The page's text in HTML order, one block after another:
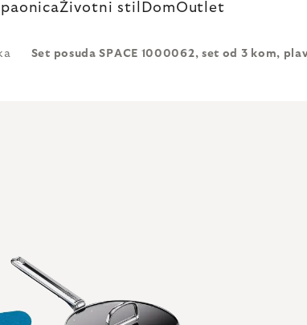
Životni stil DomOutlet
Set posuda SPACE 1000062, set od 3 kom,